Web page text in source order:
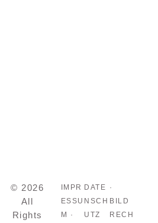
© 2026
All
Rights
IMPR
ESSU
M ·
DATE
NSCH
UTZ
·
BILD
RECH